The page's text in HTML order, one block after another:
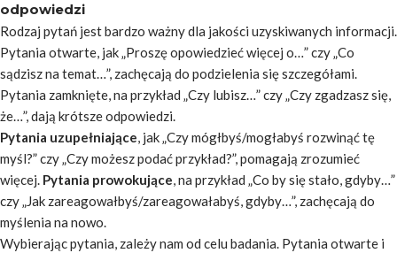
odpowiedzi
Rodzaj pytań jest bardzo ważny dla jakości uzyskiwanych informacji.
Pytania otwarte, jak„Proszę opowiedzieć więcej o…”czy„Co
sądzisz na temat…”, zachęcają do podzielenia się szczegółami.
Pytania zamknięte, na przykład „Czy lubisz…”czy„Czy zgadzasz się,
że…”, dają krótsze odpowiedzi.
Pytania uzupełniające, jak„Czy mógłbyś/mogłabyś rozwinąć tę
myśl?”czy„Czy możesz podać przykład?”, pomagają zrozumieć
więcej. Pytania prowokujące, na przykład „Co by się stało, gdyby…”
czy„Jak zareagowałbyś/zareagowałabyś, gdyby…”, zachęcają do
myślenia na nowo.
Wybierając pytania, zależy nam od celu badania. Pytania otwarte i